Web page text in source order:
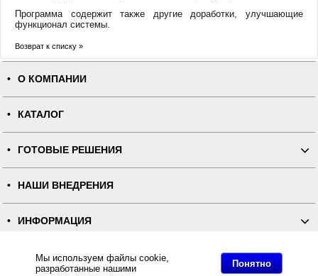
Понятно
Мы используем файлы cookie,
разработанные нашими
Программа содержит также другие доработки, улучшающие
функционал системы.
Возврат к списку »
О КОМПАНИИ
КАТАЛОГ
ГОТОВЫЕ РЕШЕНИЯ
НАШИ ВНЕДРЕНИЯ
ИНФОРМАЦИЯ
КОНТАКТЫ